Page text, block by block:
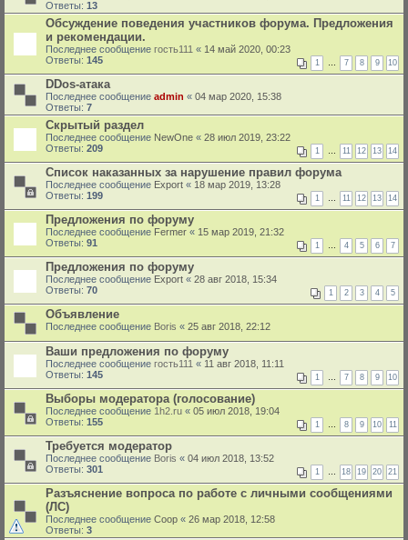
Ответы: 13
Обсуждение поведения участников форума. Предложения
и рекомендации.
Последнее сообщение гость111 « 14 май 2020, 00:23
Ответы: 145 1 … 7 8 9 10
DDos-атака
Последнее сообщение admin « 04 мар 2020, 15:38
Ответы: 7
Скрытый раздел
Последнее сообщение NewOne « 28 июл 2019, 23:22
Ответы: 209 1 … 11 12 13 14
Список наказанных за нарушение правил форума
Последнее сообщение Export « 18 мар 2019, 13:28
Ответы: 199 1 … 11 12 13 14
Предложения по форуму
Последнее сообщение Fermer « 15 мар 2019, 21:32
Ответы: 91 1 … 4 5 6 7
Предложения по форуму
Последнее сообщение Export « 28 авг 2018, 15:34
Ответы: 70 1 2 3 4 5
Объявление
Последнее сообщение Boris « 25 авг 2018, 22:12
Ваши предложения по форуму
Последнее сообщение гость111 « 11 авг 2018, 11:11
Ответы: 145 1 … 7 8 9 10
Выборы модератора (голосование)
Последнее сообщение 1h2.ru « 05 июл 2018, 19:04
Ответы: 155 1 … 8 9 10 11
Требуется модератор
Последнее сообщение Boris « 04 июл 2018, 13:52
Ответы: 301 1 … 18 19 20 21
Разъяснение вопроса по работе с личными сообщениями
(ЛС)
Последнее сообщение Coop « 26 мар 2018, 12:58
Ответы: 3